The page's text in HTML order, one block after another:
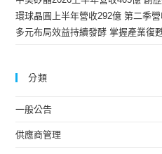
環球晶圓上半年營收292億 第二季
多元布局效益持續發酵 掌握產業復
分類
一般公告
供應商管理